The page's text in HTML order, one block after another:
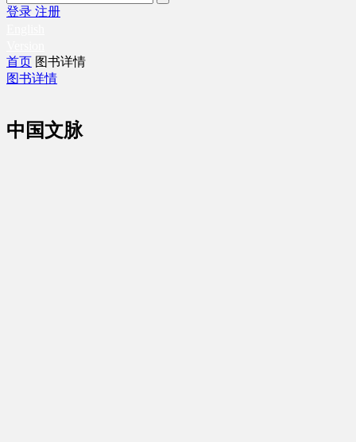
登录 注册
首页 图书详情
图书详情
中国文脉